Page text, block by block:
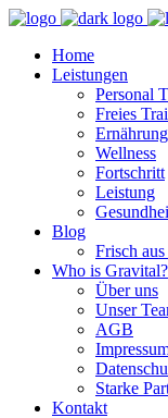
Home
Leistungen
Personal
Freies
Ernährung
Wellness
Fortschritt
Leistung
Blog
Frisch
Who is Gravital?
Über uns
Unser
AGB
Starke
Kontakt